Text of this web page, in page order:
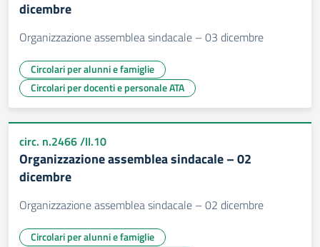
dicembre
Organizzazione assemblea sindacale – 03 dicembre
Circolari per alunni e famiglie
Circolari per docenti e personale ATA
circ. n.2466 /II.10
Organizzazione assemblea sindacale – 02
dicembre
Organizzazione assemblea sindacale – 02 dicembre
Circolari per alunni e famiglie